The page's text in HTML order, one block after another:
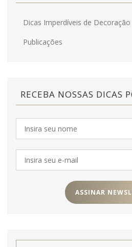
Dicas Imperdíveis de Decoração
Publicações
RECEBA NOSSAS DICAS